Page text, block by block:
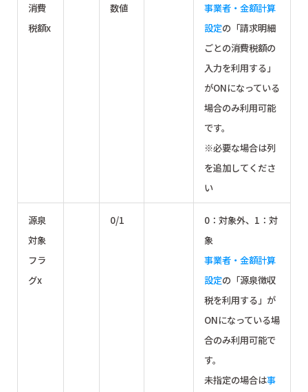
消費
税額x
数値
事業者・金額計算
設定の「請求明細
ごとの消費税額の
入力を利用する」
がONになっている
場合のみ利用可能
です。
※必要な場合は列
を追加してくださ
い
源泉
対象
フラ
グx
0/1
0：対象外、1：対
象
事業者・金額計算
設定の「源泉徴収
税を利用する」が
ONになっている場
合のみ利用可能で
す。
未指定の場合は事